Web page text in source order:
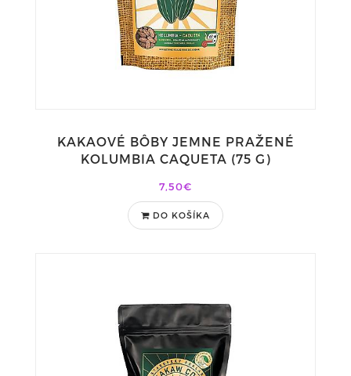
KAKAOVÉ BÔBY JEMNE PRAŽENÉ
KOLUMBIA CAQUETA (75 G)
7,50€
DO KOŠÍKA